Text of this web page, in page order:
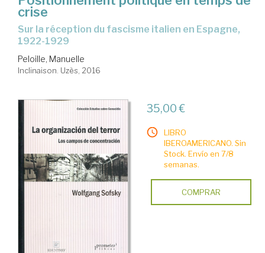
crise
sur la réception du fascisme italien en Espagne,
1922-1929
Peloille, Manuelle
Inclinaison. Uzès, 2016
35,00 €
LIBRO
IBEROAMERICANO. Sin
Stock. Envío en 7/8
semanas.
COMPRAR